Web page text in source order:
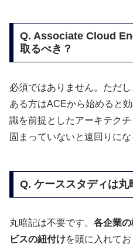
Q. Associate Cloud
取るべき？
必須ではありません。ただ
ある方はACEから始めると
識を前提としたアーキテク
固まっていないと遠回りにな
Q. ケーススタディは丸
丸暗記は不要です。 各企業
ビスの紐付けを頭に入れて